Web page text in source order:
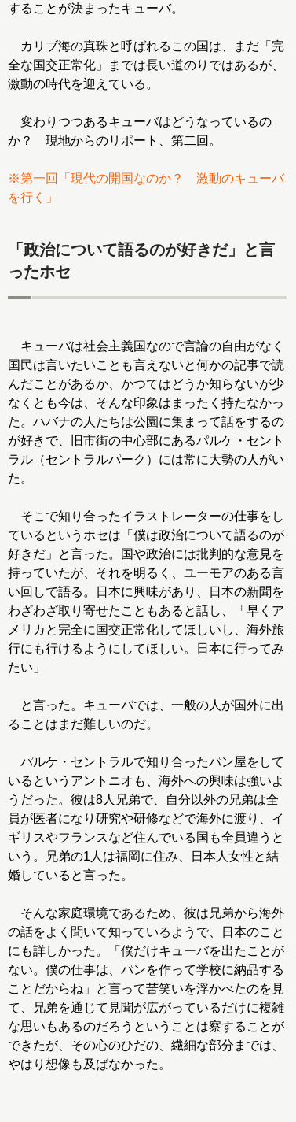
することが決まったキューバ。
カリブ海の真珠と呼ばれるこの国は、まだ「完
全な国交正常化」までは長い道のりではあるが、
激動の時代を迎えている。
変わりつつあるキューバはどうなっているの
か？ 現地からのリポート、第二回。
※第一回「現代の開国なのか？ 激動のキューバ
を行く」
「政治について語るのが好きだ」と言
ったホセ
キューバは社会主義国なので言論の自由がなく
国民は言いたいことも言えないと何かの記事で読
んだことがあるか、かつてはどうか知らないが少
なくとも今は、そんな印象はまったく持たなかっ
た。ハバナの人たちは公園に集まって話をするの
が好きで、旧市街の中心部にあるパルケ・セント
ラル（セントラルパーク）には常に大勢の人がい
た。
そこで知り合ったイラストレーターの仕事をし
ているというホセは「僕は政治について語るのが
好きだ」と言った。国や政治には批判的な意見を
持っていたが、それを明るく、ユーモアのある言
い回しで語る。日本に興味があり、日本の新聞を
わざわざ取り寄せたこともあると話し、「早くア
メリカと完全に国交正常化してほしいし、海外旅
行にも行けるようにしてほしい。日本に行ってみ
たい」
と言った。キューバでは、一般の人が国外に出
ることはまだ難しいのだ。
パルケ・セントラルで知り合ったパン屋をして
いるというアントニオも、海外への興味は強いよ
うだった。彼は8人兄弟で、自分以外の兄弟は全
員が医者になり研究や研修などで海外に渡り、イ
ギリスやフランスなど住んでいる国も全員違うと
いう。兄弟の1人は福岡に住み、日本人女性と結
婚していると言った。
そんな家庭環境であるため、彼は兄弟から海外
の話をよく聞いて知っているようで、日本のこと
にも詳しかった。「僕だけキューバを出たことが
ない。僕の仕事は、パンを作って学校に納品する
ことだからね」と言って苦笑いを浮かべたのを見
て、兄弟を通じて見聞が広がっているだけに複雑
な思いもあるのだろうということは察することが
できたが、その心のひだの、繊細な部分までは、
やはり想像も及ばなかった。